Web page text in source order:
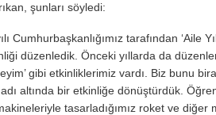
şunları söyledi:
Cumhurbaşkanlığımız tarafından ‘Aile
düzenledik. Önceki yıllarda da
gibi etkinliklerimiz vardı. Biz bunu
adı altında bir etkinliğe dönüştürdük.
tasarladığımız roket ve